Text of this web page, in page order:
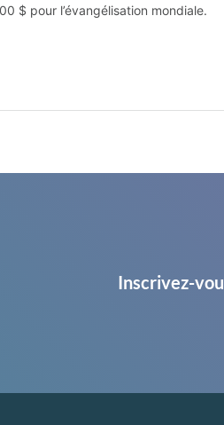
$ pour l’évangélisation mondiale.
Inscrivez-